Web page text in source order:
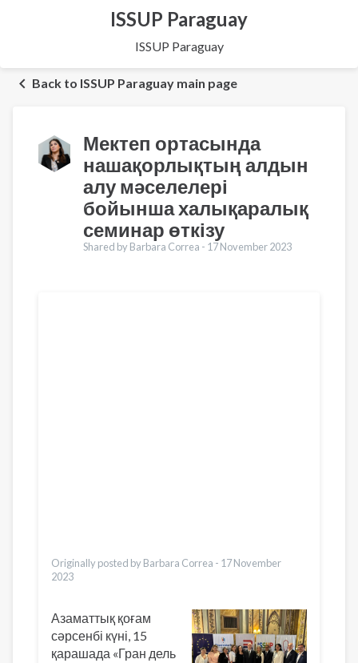
ISSUP Paraguay
ISSUP Paraguay
Back to ISSUP Paraguay main page
Мектеп ортасында
нашақорлықтың алдын
алу мәселелері
бойынша халықаралық
семинар өткізу
Shared by Barbara Correa - 17 November 2023
Originally posted by Barbara Correa - 17 November
2023
Азаматтық қоғам
сәрсенбі күні, 15
қарашада «Гран дель